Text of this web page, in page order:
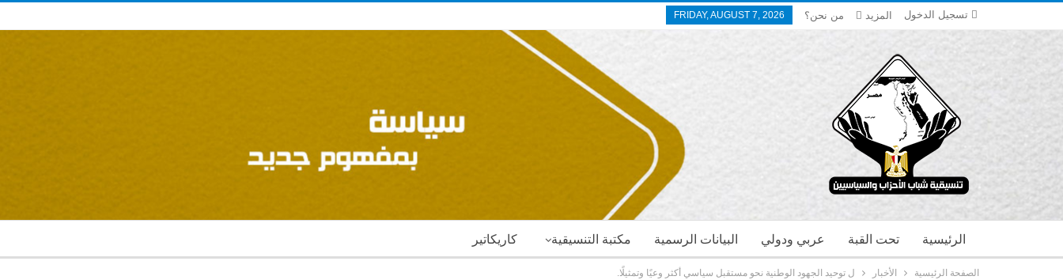
تسجيل الدخول FRIDAY, AUGUST 7, 2026 من نحن؟ المزيد
كاريكاتير مكتبة التنسيقية البيانات الرسمية عربي ودولي تحت القبة الرئيسية
الصفحة الرئيسية الأخبار ل توحيد الجهود الوطنية نحو مستقبل سياسي أكثر وعيًا وتمثيلًا.